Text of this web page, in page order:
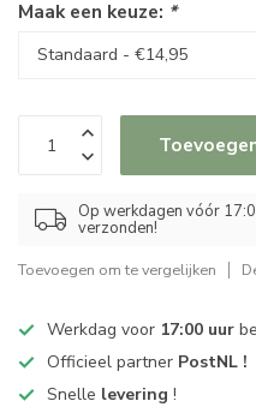
Maak een keuze: *
Op werkdagen vóór
verzonden!
Toevoegen om te vergelijken
Werkdag voor 17:00 uur
Officieel partner PostNL !
Snelle levering !